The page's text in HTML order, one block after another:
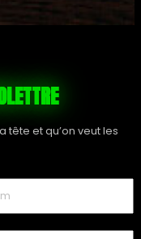
tête et qu’on veut les